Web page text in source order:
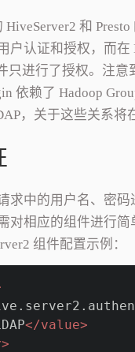
和
户认证和授权，而在
只进行了授权。注意
依赖了 Hadoop
，关于这些关系将
求中的用户名、密码
对相应的组件进行简
组件配置示例：
</value>
>